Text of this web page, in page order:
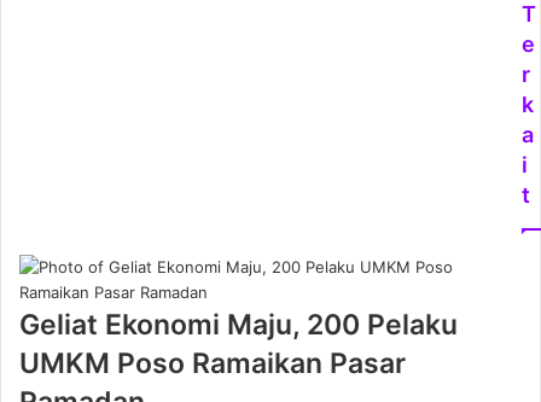
T
e
r
k
a
i
t
Geliat Ekonomi Maju, 200 Pelaku
UMKM Poso Ramaikan Pasar